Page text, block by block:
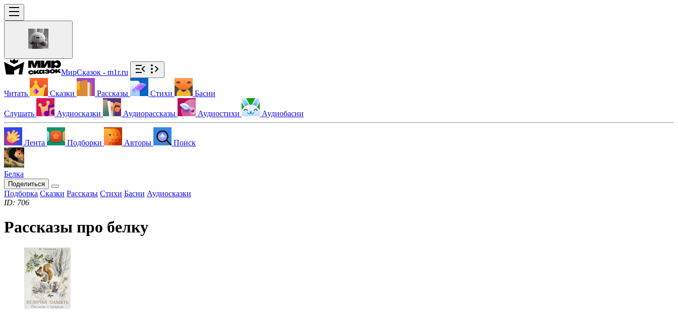
МирСказок - m1r.ru
Читать Сказки Рассказы Стихи Басни
Слушать Аудиосказки Аудиорассказы Аудиостихи Аудиобасни
Лента Подборки Авторы Поиск
Белка
Поделиться
Подборка Сказки Рассказы Стихи Басни Аудиосказки
ID: 706
Рассказы про белку